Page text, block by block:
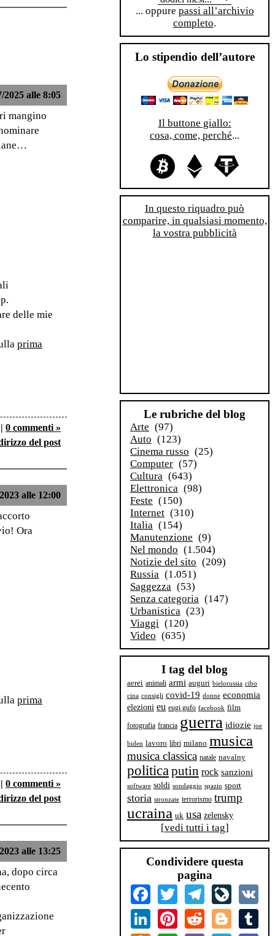
2025 alle 8:05
mangino
delle mie
prima
| 0 commenti »
del post
alle 12:00
Ora
prima
| 0 commenti »
del post
alle 13:25
dopo circa
... oppure passi all’archivio
completo.
Lo stipendio dell’autore
Il buttone giallo:
cosa, come, perché...
In questo riquadro può
comparire, in qualsiasi momento,
la vostra pubblicità
Le rubriche del blog
Arte (97)
Auto (123)
Cinema russo (25)
Computer (57)
Cultura (643)
Elettronica (98)
Feste (150)
Internet (310)
Italia (154)
Manutenzione (9)
Nel mondo (1.504)
Notizie del sito (209)
Russia (1.051)
Saggezza (53)
Senza categoria (147)
Urbanistica (23)
Viaggi (120)
Video (635)
I tag del blog
aerei animali armi auguri bielorussia cibo
cina consigli covid-19 donne economia
elezioni eu eugi gufo facebook film
fotografia francia guerra idiozie joe
biden lavoro libri milano musica
musica classica natale navalny
politicaputin rock sanzioni
software soldi sondaggio spazio sport
storia stronzate terrorismo trump
ucraina uk usa zelensky
[vedi tutti i tag]
Condividere questa
pagina
FacebookTwitter Telegram
LinkedInPinterestReddit Blogger